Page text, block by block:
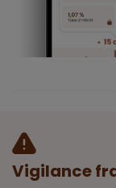
Vigilance